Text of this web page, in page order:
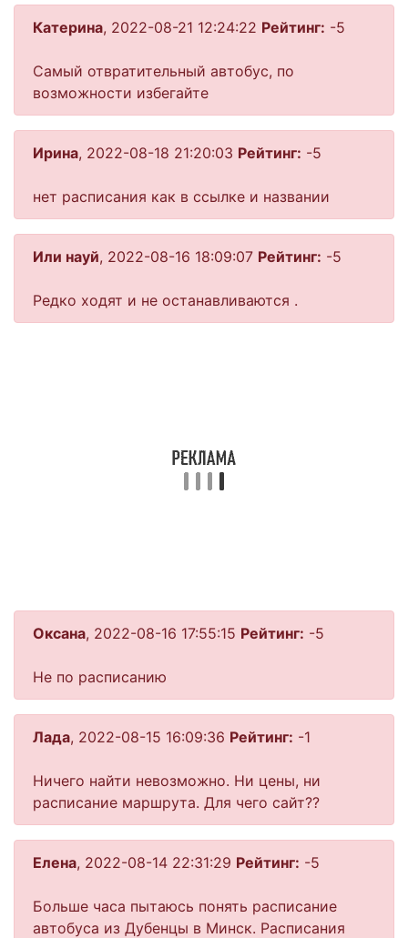
Катерина, 2022-08-21 12:24:22 Рейтинг: -5
Самый отвратительный автобус, по
возможности избегайте
Ирина, 2022-08-18 21:20:03 Рейтинг: -5
нет расписания как в ссылке и названии
Или науй, 2022-08-16 18:09:07 Рейтинг: -5
Редко ходят и не останавливаются .
Оксана, 2022-08-16 17:55:15 Рейтинг: -5
Не по расписанию
Лада, 2022-08-15 16:09:36 Рейтинг: -1
Ничего найти невозможно. Ни цены, ни
расписание маршрута. Для чего сайт??
Елена, 2022-08-14 22:31:29 Рейтинг: -5
Больше часа пытаюсь понять расписание
автобуса из Дубенцы в Минск. Расписания